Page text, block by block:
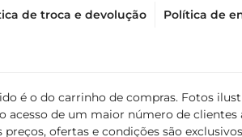
de troca e devolução Política de
é o do carrinho de compras. Fotos
acesso de um maior número de
ofertas e condições são